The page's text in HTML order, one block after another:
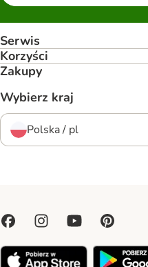
Serwis
Korzyści
Zakupy
Wybierz kraj
Polska / pl